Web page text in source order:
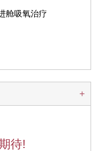
舱吸氧治疗
+
待!